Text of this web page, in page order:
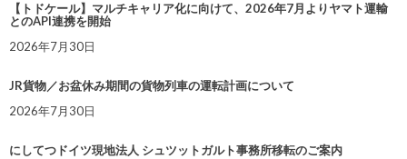
【トドケール】マルチキャリア化に向けて、2026年7月よりヤマト運輸
とのAPI連携を開始
2026年7月30日
JR貨物／お盆休み期間の貨物列車の運転計画について
2026年7月30日
にしてつドイツ現地法人 シュツットガルト事務所移転のご案内